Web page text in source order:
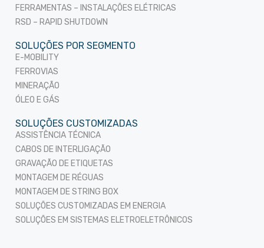
FERRAMENTAS – INSTALAÇÕES ELÉTRICAS
RSD – RAPID SHUTDOWN
SOLUÇÕES POR SEGMENTO
E-MOBILITY
FERROVIAS
MINERAÇÃO
ÓLEO E GÁS
SOLUÇÕES CUSTOMIZADAS
ASSISTÊNCIA TÉCNICA
CABOS DE INTERLIGAÇÃO
GRAVAÇÃO DE ETIQUETAS
MONTAGEM DE RÉGUAS
MONTAGEM DE STRING BOX
SOLUÇÕES CUSTOMIZADAS EM ENERGIA
SOLUÇÕES EM SISTEMAS ELETROELETRÔNICOS